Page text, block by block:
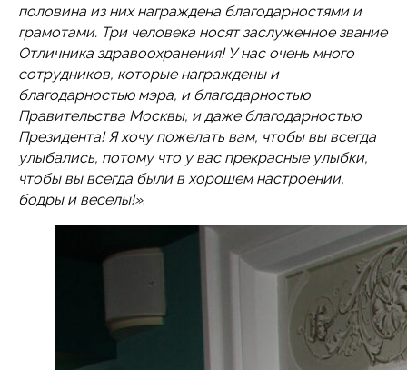
половина из них награждена благодарностями и
грамотами. Три человека носят заслуженное звание
Отличника здравоохранения! У нас очень много
сотрудников, которые награждены и
благодарностью мэра, и благодарностью
Правительства Москвы, и даже благодарностью
Президента! Я хочу пожелать вам, чтобы вы всегда
улыбались, потому что у вас прекрасные улыбки,
чтобы вы всегда были в хорошем настроении,
бодры и веселы!».